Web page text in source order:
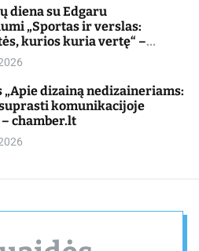
diena su Edgaru
„Sportas ir verslas:
kurios kuria vertę“ –
„Apie dizainą nedizaineriams:
komunikacijoje
chamber.lt